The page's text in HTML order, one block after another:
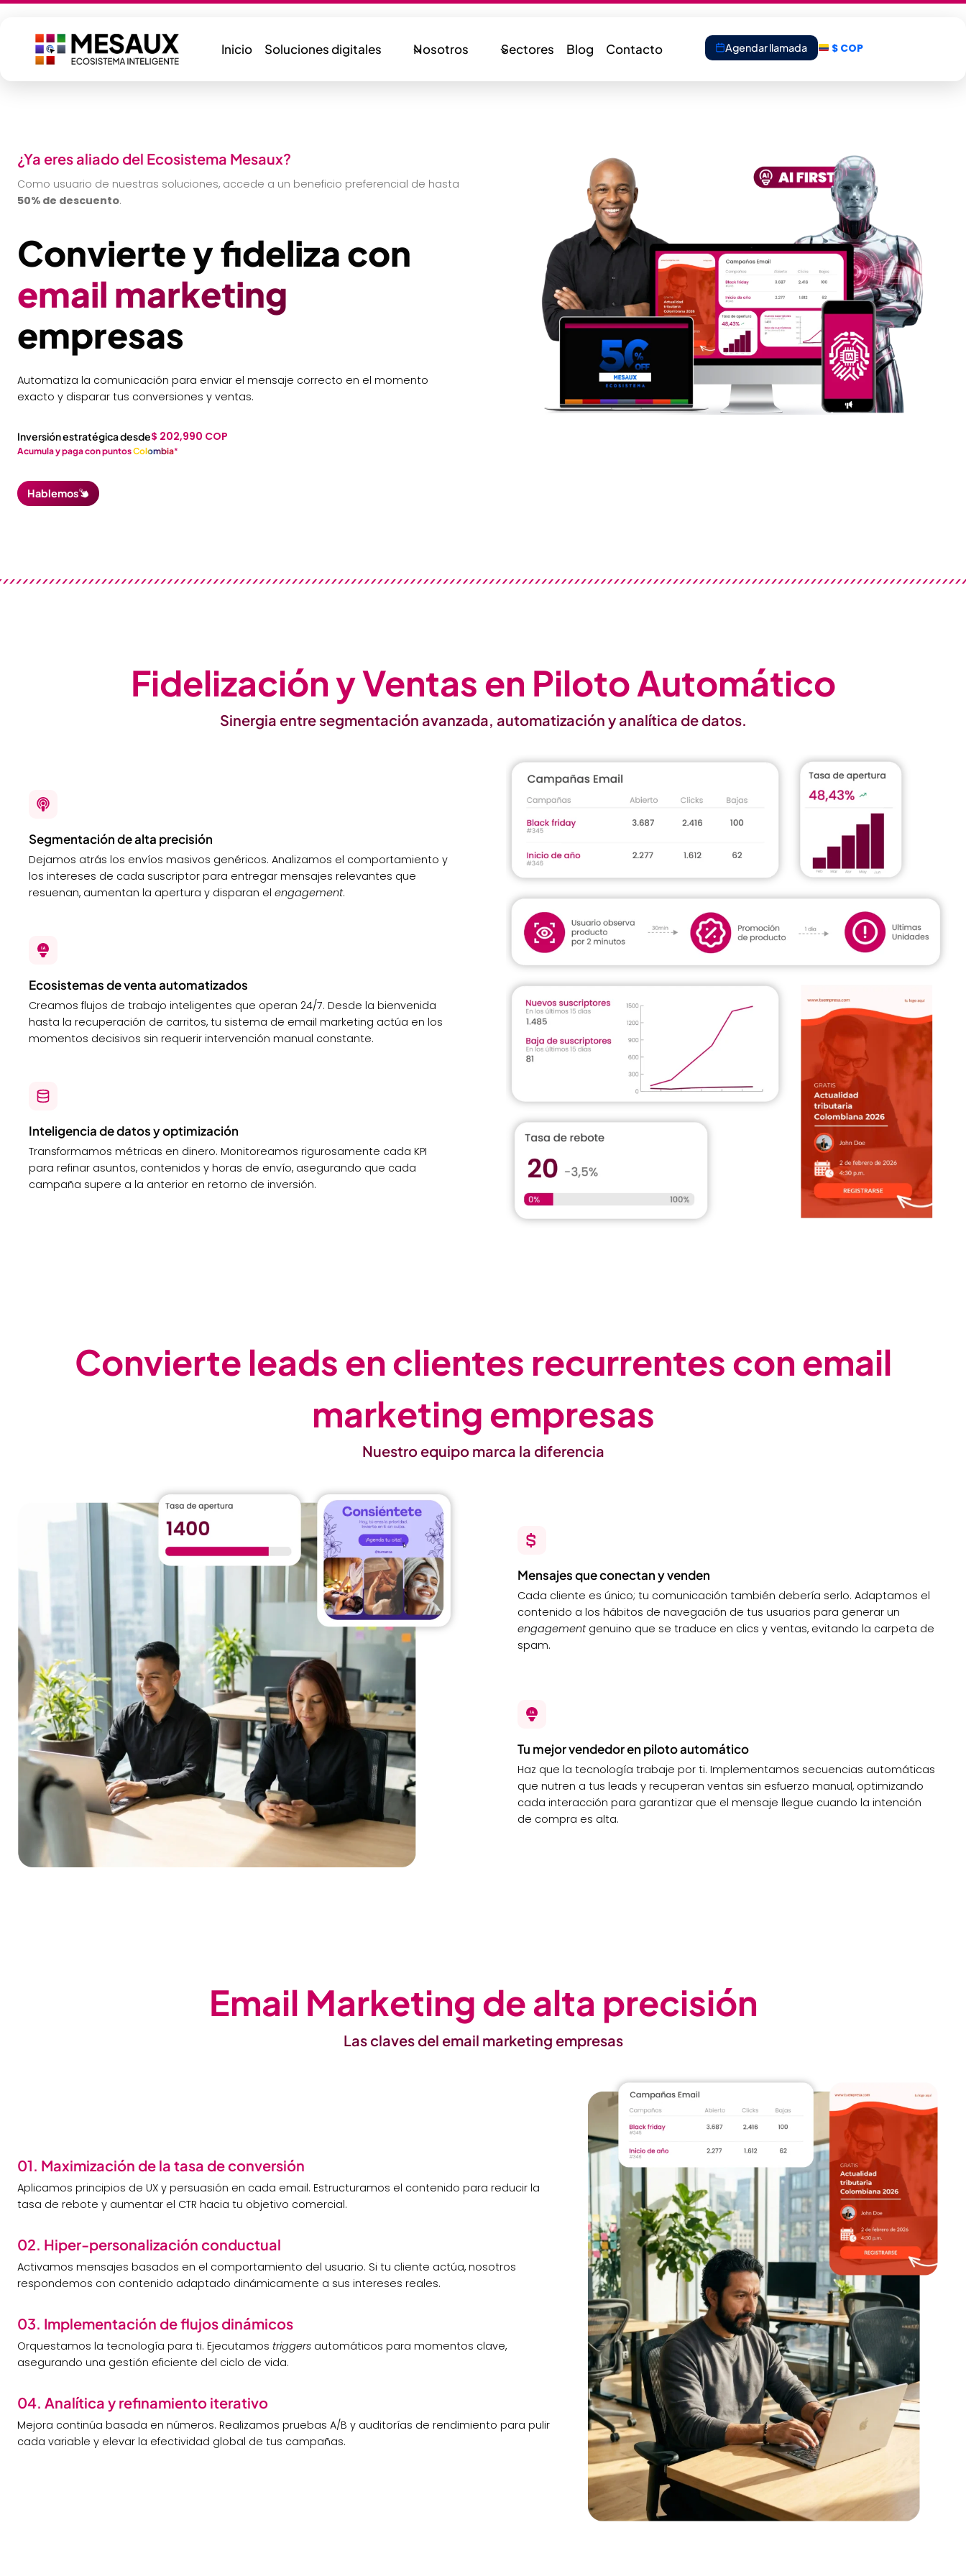
Saltar
contenido
Inicio Soluciones digitales Nosotros Sectores Blog Contacto Agendar llamada $ COP
¿Ya eres aliado del Ecosistema Mesaux?
Como usuario de nuestras soluciones, accede a un beneficio preferencial de hasta
50% de descuento.
Convierte y fideliza con
email marketing
empresas
Automatiza la comunicación para enviar el mensaje correcto en el momento
exacto y disparar tus conversiones y ventas.
Inversión estratégica desde$ 202,990 COP
Acumula y paga con puntosColombia*
Hablemos
Fidelización y Ventas en Piloto Automático
Sinergia entre segmentación avanzada, automatización y analítica de datos.
Segmentación de alta precisión
Dejamos atrás los envíos masivos genéricos. Analizamos el comportamiento y
los intereses de cada suscriptor para entregar mensajes relevantes que
resuenan, aumentan la apertura y disparan el engagement.
Ecosistemas de venta automatizados
Creamos flujos de trabajo inteligentes que operan 24/7. Desde la bienvenida
hasta la recuperación de carritos, tu sistema de email marketing actúa en los
momentos decisivos sin requerir intervención manual constante.
Inteligencia de datos y optimización
Transformamos métricas en dinero. Monitoreamos rigurosamente cada KPI
para refinar asuntos, contenidos y horas de envío, asegurando que cada
campaña supere a la anterior en retorno de inversión.
Convierte leads en clientes recurrentes con email
marketing empresas
Nuestro equipo marca la diferencia
Mensajes que conectan y venden
Cada cliente es único; tu comunicación también debería serlo. Adaptamos el
contenido a los hábitos de navegación de tus usuarios para generar un
engagementgenuino que se traduce en clics y ventas, evitando la carpeta de
spam.
Tu mejor vendedor en piloto automático
Haz que la tecnología trabaje por ti. Implementamos secuencias automáticas
que nutren a tus leads y recuperan ventas sin esfuerzo manual, optimizando
cada interacción para garantizar que el mensaje llegue cuando la intención
de compra es alta.
Email Marketing de alta precisión
Las claves del email marketing empresas
01. Maximización de la tasa de conversión
Aplicamos principios de UX y persuasión en cada email. Estructuramos el contenido para reducir la
tasa de rebote y aumentar el CTR hacia tu objetivo comercial.
02. Hiper-personalización conductual
Activamos mensajes basados en el comportamiento del usuario. Si tu cliente actúa, nosotros
respondemos con contenido adaptado dinámicamente a sus intereses reales.
03. Implementación de flujos dinámicos
Orquestamos la tecnología para ti. Ejecutamos triggers automáticos para momentos clave,
asegurando una gestión eficiente del ciclo de vida.
04. Analítica y refinamiento iterativo
Mejora continúa basada en números. Realizamos pruebas A/B y auditorías de rendimiento para pulir
cada variable y elevar la efectividad global de tus campañas.